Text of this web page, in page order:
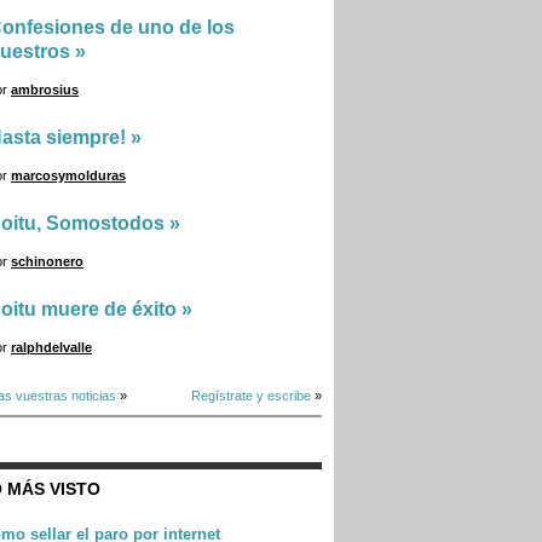
de uno de los
»
ambrosius
siempre! »
marcosymolduras
Somostodos »
schinonero
muere de éxito »
ralphdelvalle
vuestras noticias » Regístrate y escribe »
MÁS VISTO
sellar el paro por internet